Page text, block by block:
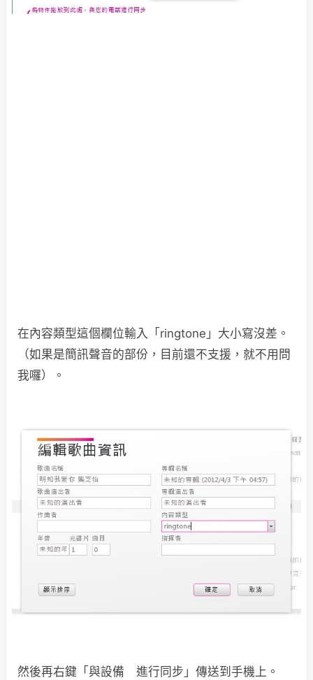
在內容類型這個欄位輸入「ringtone」大小寫沒差。
（如果是簡訊聲音的部份，目前還不支援，就不用問
我囉）。
然後再右鍵「與設備 進行同步」傳送到手機上。